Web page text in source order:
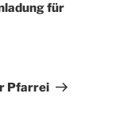
für
Pfarrei